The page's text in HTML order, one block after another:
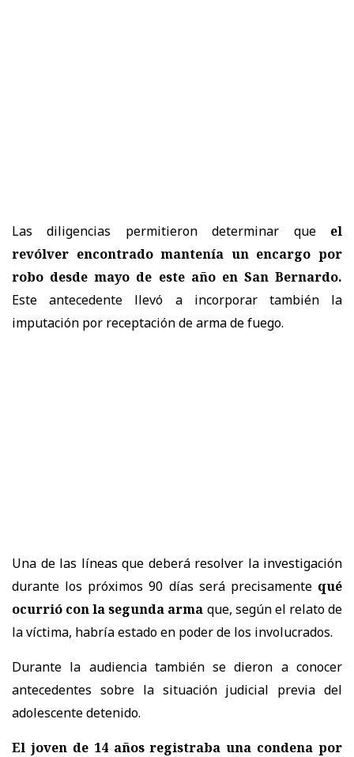
Las diligencias permitieron determinar que el
revólver encontrado mantenía un encargo por
robo desde mayo de este año en San Bernardo.
Este antecedente llevó a incorporar también la
imputación por receptación de arma de fuego.
Una de las líneas que deberá resolver la investigación
durante los próximos 90 días será precisamentequé
ocurrió con la segunda arma que, según el relato de
la víctima, habría estado en poder de los involucrados.
Durante la audiencia también se dieron a conocer
antecedentes sobre la situación judicial previa del
adolescente detenido.
El joven de 14 años registraba una condena por